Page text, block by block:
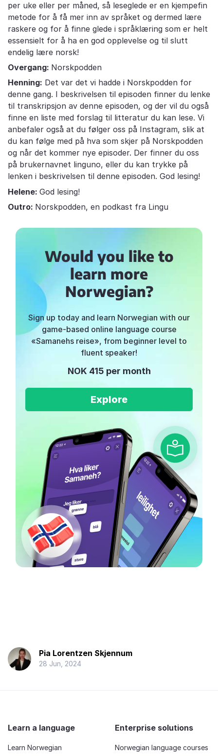
per uke eller per måned, så leseglede er en kjempefin
metode for å få mer inn av språket og dermed lære
raskere og for å finne glede i språklæring som er helt
essensielt for å ha en god opplevelse og til slutt
endelig lære norsk!
Overgang: Norskpodden
Henning: Det var det vi hadde i Norskpodden for
denne gang. I beskrivelsen til episoden finner du lenke
til transkripsjon av denne episoden, og der vil du også
finne en liste med forslag til litteratur du kan lese. Vi
anbefaler også at du følger oss på Instagram, slik at
du kan følge med på hva som skjer på Norskpodden
og når det kommer nye episoder. Der finner du oss
på brukernavnet linguno, eller du kan trykke på
lenken i beskrivelsen til denne episoden. God lesing!
Helene: God lesing!
Outro: Norskpodden, en podkast fra Lingu
Would you like to
learn more
Norwegian?
Sign up today and learn Norwegian with our
game-based online language course
«Samanehs reise», from beginner level to
fluent speaker!
NOK 415 per month
Explore
Pia Lorentzen Skjennum
28 Jun, 2024
Learn a language
Learn Norwegian
Enterprise solutions
Norwegian language courses